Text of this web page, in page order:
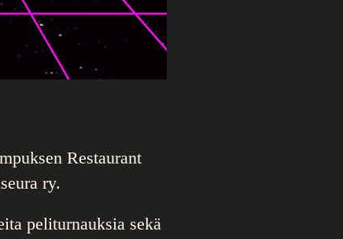
Restaurant
ry.
peliturnauksia sekä